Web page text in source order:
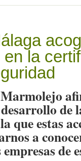
la
de
que estas
a
de